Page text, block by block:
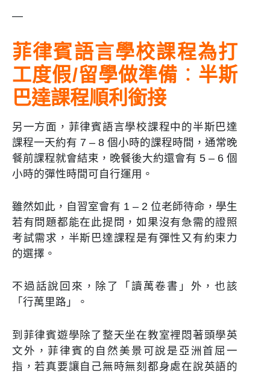
—
菲律賓語言學校課程為打
工度假/留學做準備 ： 半斯
巴達課程順利銜接
另一方面，菲律賓語言學校課程中的半斯巴達
課程一天約有 7 – 8 個小時的課程時間，通常晚
餐前課程就會結束，晚餐後大約還會有 5 – 6 個
小時的彈性時間可自行運用。
雖然如此，自習室會有 1 – 2 位老師待命，學生
若有問題都能在此提問，如果沒有急需的證照
考試需求，半斯巴達課程是有彈性又有約束力
的選擇。
不過話說回來，除了「讀萬卷書」外，也該
「行萬里路」。
到菲律賓遊學除了整天坐在教室裡悶著頭學英
文外，菲律賓的自然美景可說是亞洲首屈一
指，若真要讓自己無時無刻都身處在說英語的